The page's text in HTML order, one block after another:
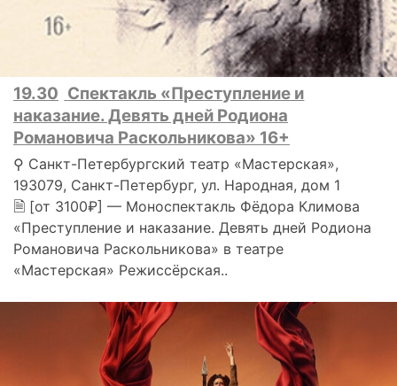
19.30 Спектакль «Преступление и
наказание. Девять дней Родиона
Романовича Раскольникова» 16+
⚲ Санкт-Петербургский театр «Мастерская»,
193079, Санкт-Петербург, ул. Народная, дом 1
🗎 [от 3100₽] — Моноспектакль Фёдора Климова
«Преступление и наказание. Девять дней Родиона
Романовича Раскольникова» в театре
«Мастерская» Режиссёрская..